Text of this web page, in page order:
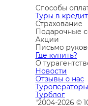
Способы
Туры в кредит
Страхование
Подарочные
Акции
Письмо
Где купить?
О
Новости
Отзывы о нас
Туроператоры
Турблог
"2004-2026 ©